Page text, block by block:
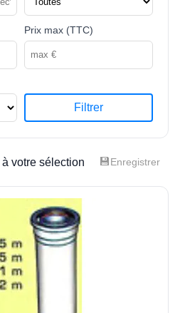
Prix max (TTC)
Filtrer
votre sélection 💾Enregistrer